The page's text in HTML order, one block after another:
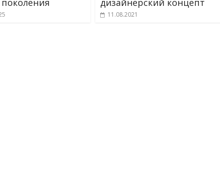
11.08.2021